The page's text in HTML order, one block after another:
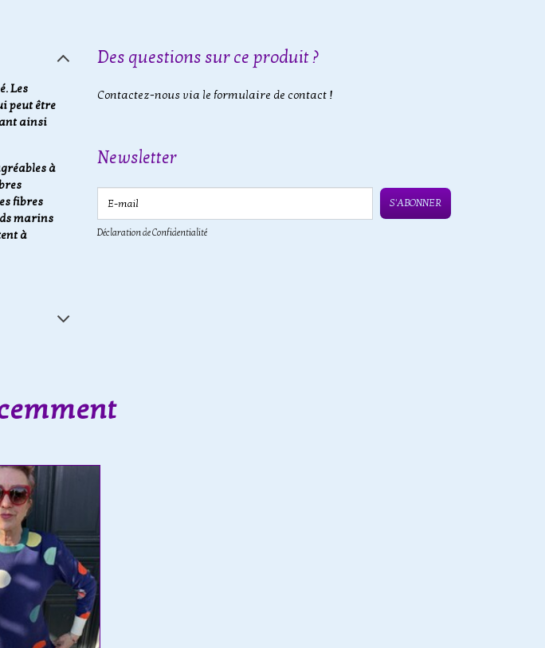
Les
peut être
ainsi
à
fibres
marins
à
Des questions sur ce produit ?
Contactez-nous via le formulaire de contact !
Newsletter
E-mail
S'ABONNER
Déclaration de Confidentialité